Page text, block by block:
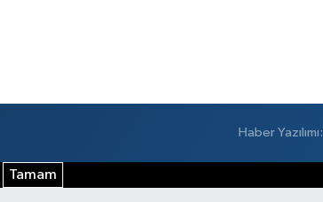
Haber Yazılımı:
Tamam